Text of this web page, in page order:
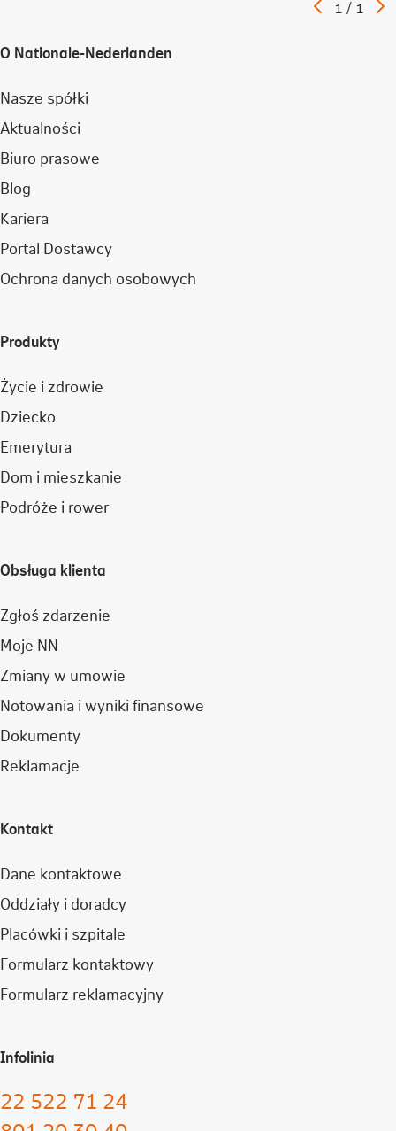
artykuł
Artykuł
1 / 1
O Nationale-Nederlanden
Nasze spółki
Aktualności
Biuro prasowe
Blog
Kariera
Portal Dostawcy
Ochrona danych osobowych
Produkty
Życie i zdrowie
Dziecko
Emerytura
Dom i mieszkanie
Podróże i rower
Obsługa klienta
Zgłoś zdarzenie
Moje NN
Zmiany w umowie
Notowania i wyniki finansowe
Dokumenty
Reklamacje
Kontakt
Dane kontaktowe
Oddziały i doradcy
Placówki i szpitale
Formularz kontaktowy
Formularz reklamacyjny
Infolinia
22 522 71 24